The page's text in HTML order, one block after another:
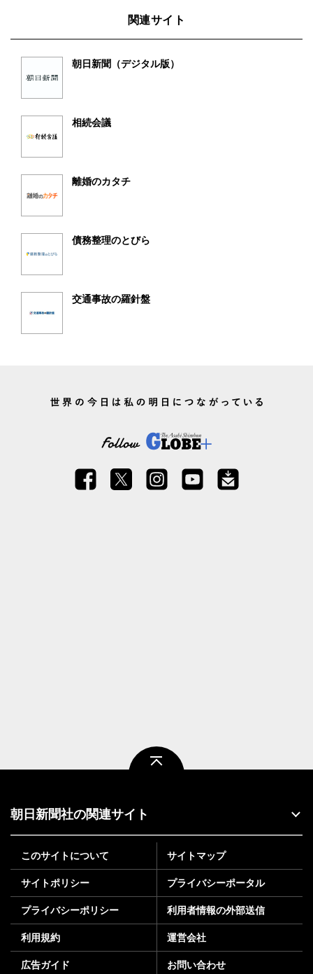
関連サイト
朝日新聞（デジタル版）
相続会議
離婚のカタチ
債務整理のとびら
交通事故の羅針盤
朝日新聞社の関連サイト
このサイトについて サイトマップ
サイトポリシー プライバシーポータル
プライバシーポリシー 利用者情報の外部送信
利用規約 運営会社
広告ガイド お問い合わせ